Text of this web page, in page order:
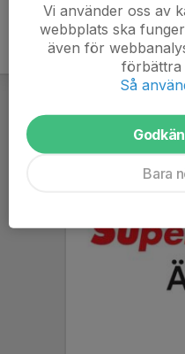
Vi använder oss av
webbplats ska
även för
förbättra
Så
Bara